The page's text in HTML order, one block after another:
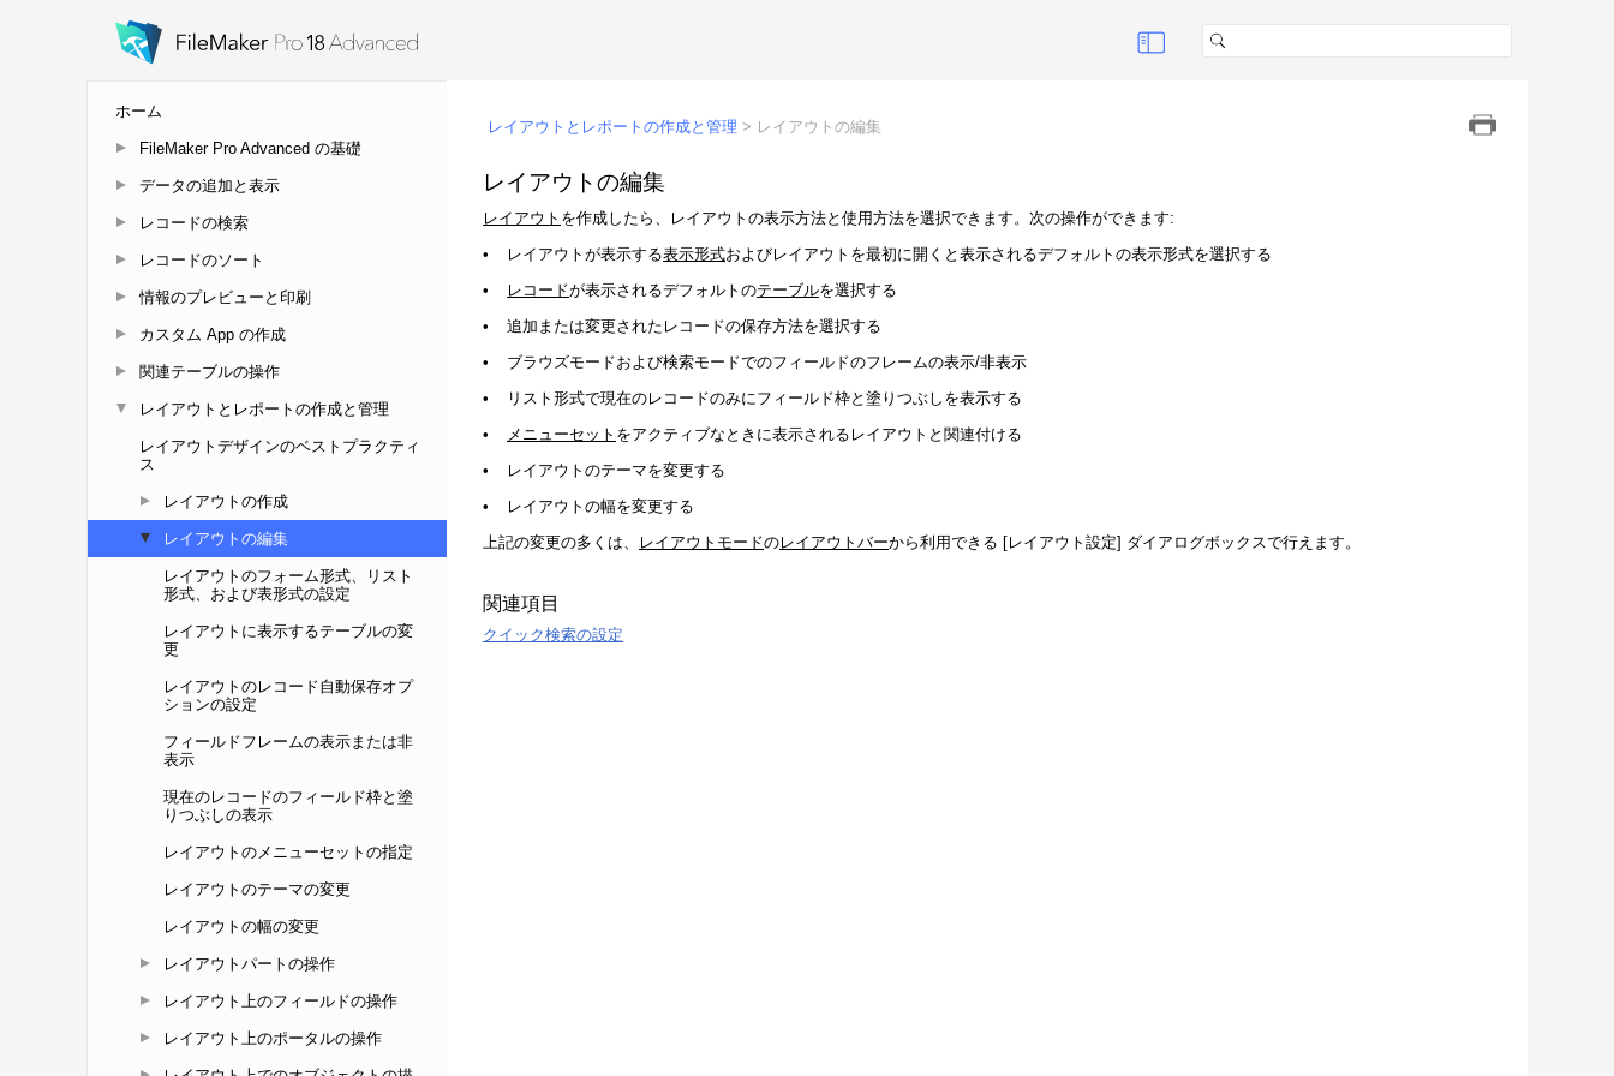
ホーム
FileMaker Pro Advanced の基礎
データの追加と表示
レコードの検索
レコードのソート
情報のプレビューと印刷
カスタム App の作成
関連テーブルの操作
レイアウトとレポートの作成と管理
レイアウトデザインのベストプラクティ
ス
レイアウトの作成
レイアウトの編集
レイアウトのフォーム形式、リスト
形式、および表形式の設定
レイアウトに表示するテーブルの変
更
レイアウトのレコード自動保存オプ
ションの設定
フィールドフレームの表示または非
表示
現在のレコードのフィールド枠と塗
りつぶしの表示
レイアウトのメニューセットの指定
レイアウトのテーマの変更
レイアウトの幅の変更
レイアウトパートの操作
レイアウト上のフィールドの操作
レイアウト上のポータルの操作